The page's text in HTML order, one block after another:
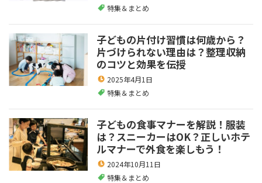
特集＆まとめ
子どもの片付け習慣は何歳から？
片づけられない理由は？整理収納
のコツと効果を伝授
2025年4月1日
特集＆まとめ
子どもの食事マナーを解説！服装
は？スニーカーはOK？正しいホテ
ルマナーで外食を楽しもう！
2024年10月11日
特集＆まとめ